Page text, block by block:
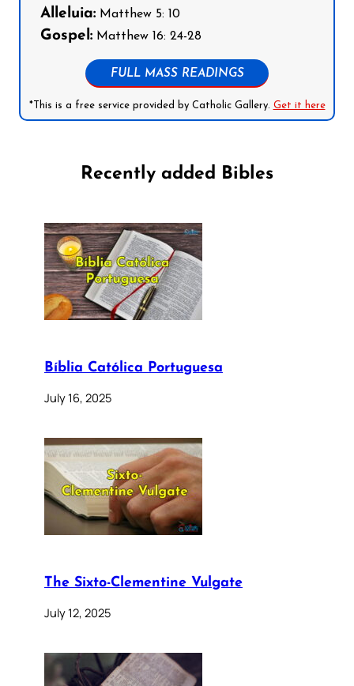
Alleluia: Matthew 5: 10
Gospel: Matthew 16: 24-28
FULL MASS READINGS
*This is a free service provided by Catholic Gallery. Get it here
Recently added Bibles
Bíblia Católica Portuguesa
July 16, 2025
The Sixto-Clementine Vulgate
July 12, 2025